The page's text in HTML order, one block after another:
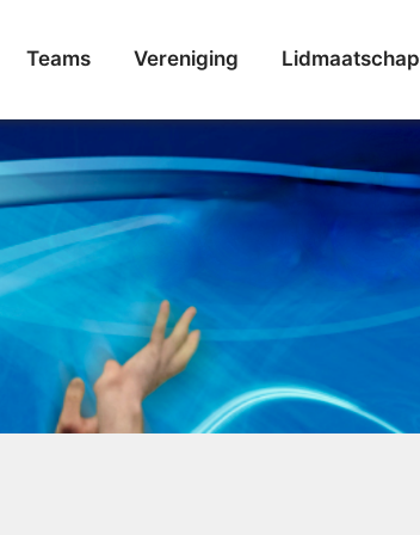
Teams Vereniging Lidmaatschap